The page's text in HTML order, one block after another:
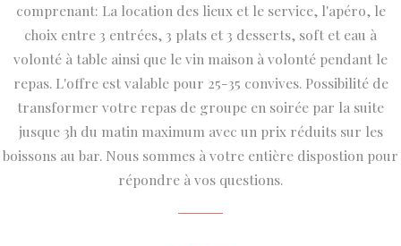
comprenant: La location des lieux et le service, l'apéro, le
choix entre 3 entrées, 3 plats et 3 desserts, soft et eau à
volonté à table ainsi que le vin maison à volonté pendant le
repas. L'offre est valable pour 25-35 convives. Possibilité de
transformer votre repas de groupe en soirée par la suite
jusque 3h du matin maximum avec un prix réduits sur les
boissons au bar. Nous sommes à votre entière dispostion pour
répondre à vos questions.